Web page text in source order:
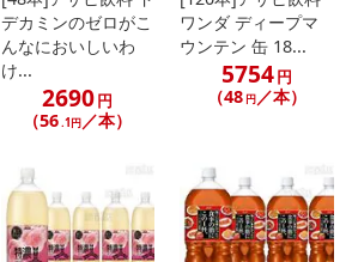
デカミンのゼロがこ
んなにおいしいわ
け...
2690円
（56 .1円 ／本）
ワンダ ディープマ
ウンテン 缶 18...
5754円
（48 円 ／本）